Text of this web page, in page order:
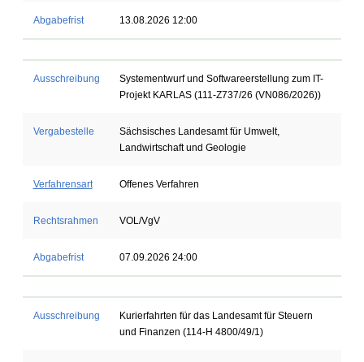
Abgabefrist 13.08.2026 12:00
Ausschreibung
Systementwurf und Softwareerstellung zum IT-
Projekt KARLAS (111-Z737/26 (VN086/2026))
Vergabestelle
Sächsisches Landesamt für Umwelt,
Landwirtschaft und Geologie
Verfahrensart Offenes Verfahren
Rechtsrahmen VOL/VgV
Abgabefrist 07.09.2026 24:00
Ausschreibung
Kurierfahrten für das Landesamt für Steuern
und Finanzen (114-H 4800/49/1)